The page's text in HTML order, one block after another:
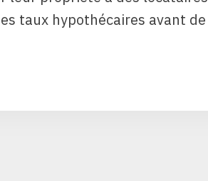
taux hypothécaires avant de